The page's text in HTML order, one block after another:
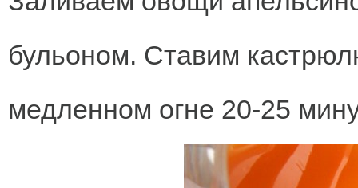
бульоном. Ставим
медленном огне 20-25